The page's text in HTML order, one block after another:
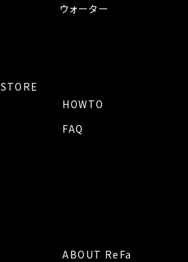
ウォーター
HOWTO
FAQ
STORE
ABOUT ReFa